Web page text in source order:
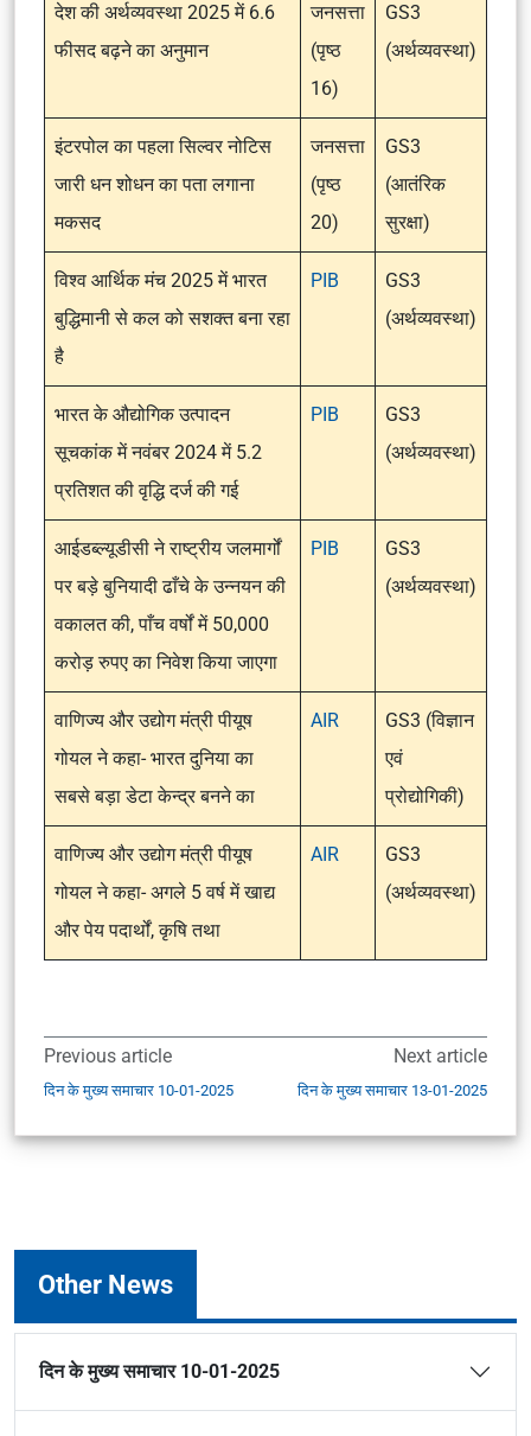
देश की अर्थव्यवस्था 2025 में 6.6
फीसद बढ़ने का अनुमान
जनसत्ता
(पृष्ठ
16)
GS3
(अर्थव्यवस्था)
इंटरपोल का पहला सिल्वर नोटिस
जारी धन शोधन का पता लगाना
मकसद
जनसत्ता
(पृष्ठ
20)
GS3
(आतंरिक
सुरक्षा)
विश्व आर्थिक मंच 2025 में भारत
बुद्धिमानी से कल को सशक्त बना रहा
है
PIB
GS3
(अर्थव्यवस्था)
भारत के औद्योगिक उत्पादन
सूचकांक में नवंबर 2024 में 5.2
प्रतिशत की वृद्धि दर्ज की गई
PIB
GS3
(अर्थव्यवस्था)
आईडब्‍ल्‍यूडीसी ने राष्ट्रीय जलमार्गों
पर बड़े बुनियादी ढाँचे के उन्नयन की
वकालत की, पाँच वर्षों में 50,000
करोड़ रुपए का निवेश किया जाएगा
PIB
GS3
(अर्थव्यवस्था)
वाणिज्‍य और उद्योग मंत्री पीयूष
गोयल ने कहा- भारत दुनिया का
सबसे बड़ा डेटा केन्‍द्र बनने का
AIR
GS3 (विज्ञान
एवं
प्रोद्योगिकी)
वाणिज्‍य और उद्योग मंत्री पीयूष
गोयल ने कहा- अगले 5 वर्ष में खाद्य
और पेय पदार्थों, कृषि तथा
AIR
GS3
(अर्थव्यवस्था)
Previous article
दिन के मुख्य समाचार 10-01-2025
Next article
दिन के मुख्य समाचार 13-01-2025
Other News
दिन के मुख्य समाचार 10-01-2025